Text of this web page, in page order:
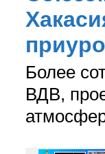
Более
ВДВ,